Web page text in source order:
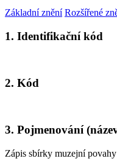
Základní znění Rozšířené
1. Identifikační kód
2. Kód
3. Pojmenování
Zápis sbírky muzejní